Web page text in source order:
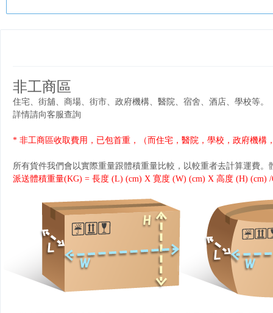
非工商區
住宅、街舖、商場、街市、政府機構、醫院、宿舍、酒店、學校等。
詳情請向客服查詢
* 非工商區收取費用，已包首重，（而住宅，醫院，學校，政府機構
所有貨件我們會以實際重量跟體積重量比較，以較重者去計算運費
派送體積重量(KG) = 長度 (L) (cm) X 寛度 (W) (cm) X 高度 (H) (cm) /